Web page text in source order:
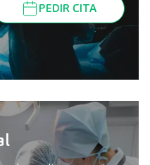
PEDIR CITA